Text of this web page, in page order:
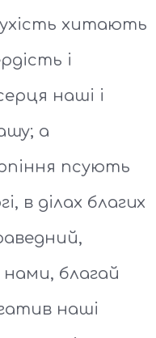
хитають
і
наші і
а
псують
в ділах благих
благай
наші